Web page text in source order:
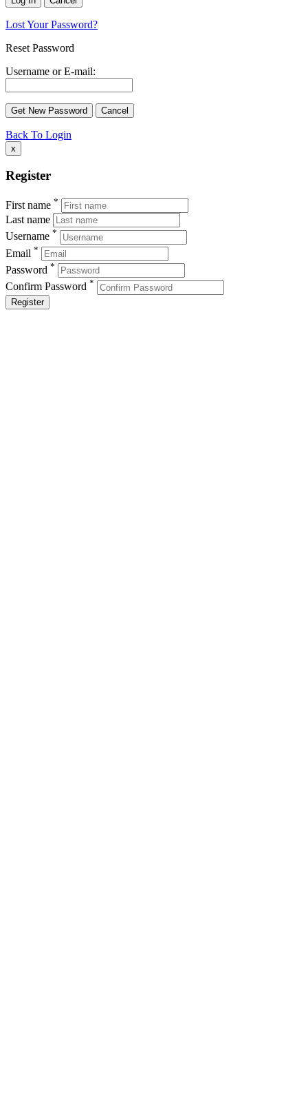
Lost Your Password?
Reset Password
Username or E-mail:
Back To Login
x
Register
First name *
Last name
Username *
Email *
Password *
Confirm Password *
Register